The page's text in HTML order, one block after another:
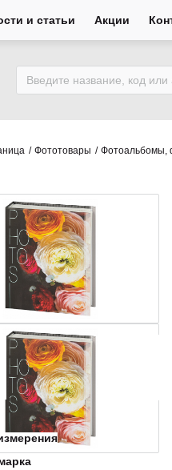
и статьи Акции
Фототовары Фотоальбомы,